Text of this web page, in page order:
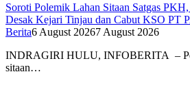
Soroti Polemik Lahan Sitaan Satgas
Desak Kejari Tinjau dan Cabut KSO PT
Berita6 August 20267 August 2026
INDRAGIRI HULU, INFOBERITA –
sitaan…